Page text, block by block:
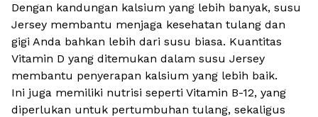
Dengan kandungan kalsium yang lebih banyak, susu
Jersey membantu menjaga kesehatan tulang dan
gigi Anda bahkan lebih dari susu biasa. Kuantitas
Vitamin D yang ditemukan dalam susu Jersey
membantu penyerapan kalsium yang lebih baik.
Ini juga memiliki nutrisi seperti Vitamin B-12, yang
diperlukan untuk pertumbuhan tulang, sekaligus